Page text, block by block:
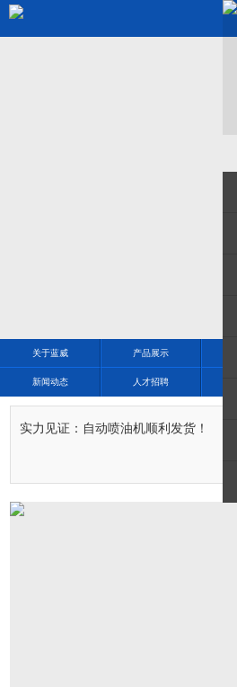
关于蓝威 产品展示
新闻动态 人才招聘
实力见证：自动喷油机顺利发货！